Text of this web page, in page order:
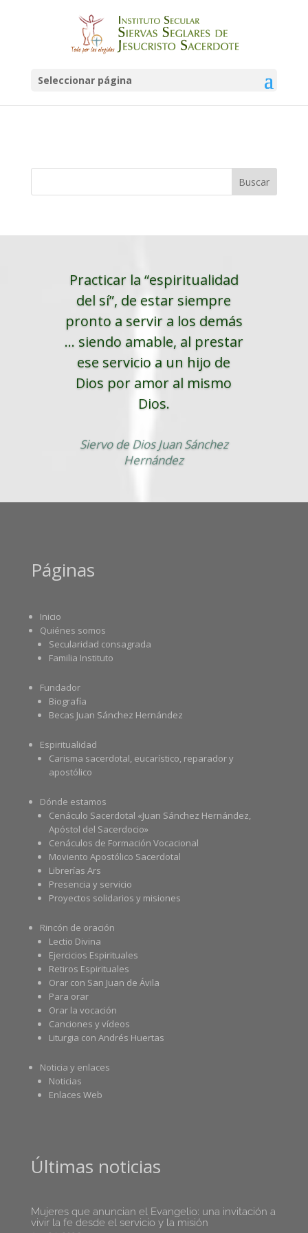
Seleccionar página
Libro de direcciones
2024
Practicar la “espiritualidad
del sí”, de estar siempre
pronto a servir a los demás
... siendo amable, al prestar
ese servicio a un hijo de
Dios por amor al mismo
Dios.
Siervo de Dios Juan Sánchez
Hernández
Páginas
Inicio
Quiénes somos
Secularidad consagrada
Familia Instituto
Fundador
Biografía
Becas Juan Sánchez Hernández
Espiritualidad
Carisma sacerdotal, eucarístico, reparador y
apostólico
Dónde estamos
Cenáculo Sacerdotal «Juan Sánchez Hernández,
Apóstol del Sacerdocio»
Cenáculos de Formación Vocacional
Moviento Apostólico Sacerdotal
Librerías Ars
Presencia y servicio
Proyectos solidarios y misiones
Rincón de oración
Lectio Divina
Ejercicios Espirituales
Retiros Espirituales
Orar con San Juan de Ávila
Para orar
Orar la vocación
Canciones y vídeos
Liturgia con Andrés Huertas
Noticia y enlaces
Noticias
Enlaces Web
Últimas noticias
Mujeres que anuncian el Evangelio: una invitación a
vivir la fe desde el servicio y la misión